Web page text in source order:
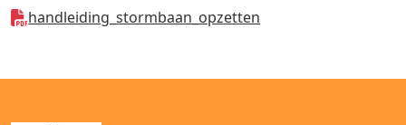
handleiding_stormbaan_opzetten